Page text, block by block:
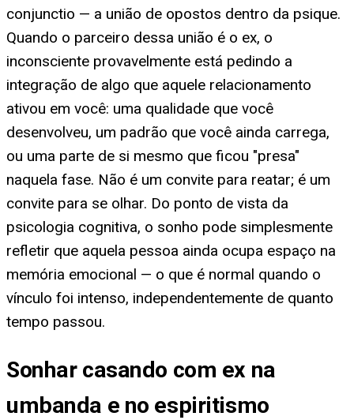
conjunctio — a união de opostos dentro da psique.
Quando o parceiro dessa união é o ex, o
inconsciente provavelmente está pedindo a
integração de algo que aquele relacionamento
ativou em você: uma qualidade que você
desenvolveu, um padrão que você ainda carrega,
ou uma parte de si mesmo que ficou "presa"
naquela fase. Não é um convite para reatar; é um
convite para se olhar. Do ponto de vista da
psicologia cognitiva, o sonho pode simplesmente
refletir que aquela pessoa ainda ocupa espaço na
memória emocional — o que é normal quando o
vínculo foi intenso, independentemente de quanto
tempo passou.
Sonhar casando com ex na
umbanda e no espiritismo